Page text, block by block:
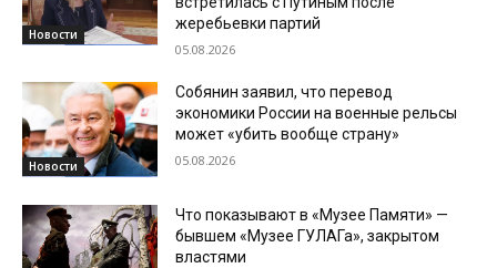
Новости
жеребьевки партий
05.08.2026
Новости
Собянин заявил, что перевод
экономики России на военные рельсы
может «убить вообще страну»
05.08.2026
Что показывают в «Музее Памяти» —
бывшем «Музее ГУЛАГа», закрытом
властями